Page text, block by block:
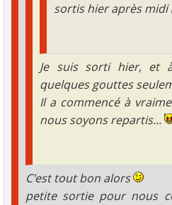
sortis hier après midi
Je suis sorti hier, et
quelques gouttes
Il a commencé à
nous soyons repartis...
C'est tout bon alors
petite sortie pour nous